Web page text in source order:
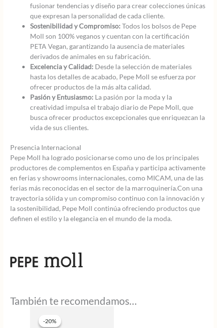
fusionar tendencias y diseño para crear colecciones únicas
que expresan la personalidad de cada cliente.
Sostenibilidad y Compromiso: Todos los bolsos de Pepe
Moll son 100% veganos y cuentan con la certificación
PETA Vegan, garantizando la ausencia de materiales
derivados de animales en su fabricación.
Excelencia y Calidad: Desde la selección de materiales
hasta los detalles de acabado, Pepe Moll se esfuerza por
ofrecer productos de la más alta calidad.
Pasión y Entusiasmo: La pasión por la moda y la
creatividad impulsa el trabajo diario de Pepe Moll, que
busca ofrecer productos excepcionales que enriquezcan la
vida de sus clientes.
Presencia Internacional
Pepe Moll ha logrado posicionarse como uno de los principales
productores de complementos en España y participa activamente
en ferias y showrooms internacionales, como MICAM, una de las
ferias más reconocidas en el sector de la marroquinería.Con una
trayectoria sólida y un compromiso continuo con la innovación y
la sostenibilidad, Pepe Moll continúa ofreciendo productos que
definen el estilo y la elegancia en el mundo de la moda.
También te recomendamos…
-20%
-20%